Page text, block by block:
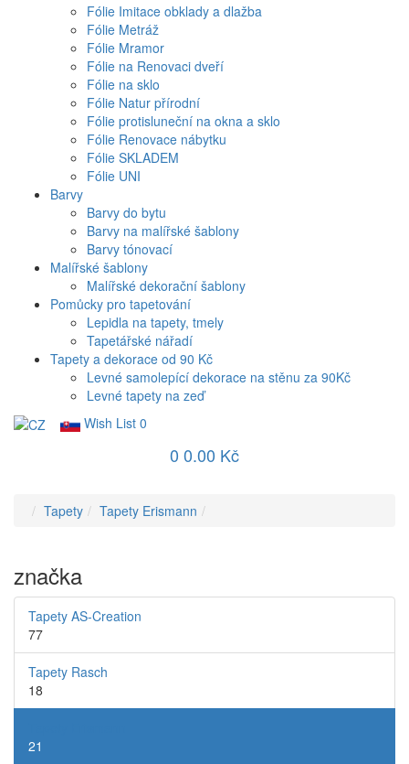
Fólie Imitace obklady a dlažba
Fólie Metráž
Fólie Mramor
Fólie na Renovaci dveří
Fólie na sklo
Fólie Natur přírodní
Fólie protisluneční na okna a sklo
Fólie Renovace nábytku
Fólie SKLADEM
Fólie UNI
Barvy
Barvy do bytu
Barvy na malířské šablony
Barvy tónovací
Malířské šablony
Malířské dekorační šablony
Pomůcky pro tapetování
Lepidla na tapety, tmely
Tapetářské nářadí
Tapety a dekorace od 90 Kč
Levné samolepící dekorace na stěnu za 90Kč
Levné tapety na zeď
Wish List 0
0 0.00 Kč
Tapety Tapety Erismann
značka
Tapety AS-Creation
77
Tapety Rasch
18
21